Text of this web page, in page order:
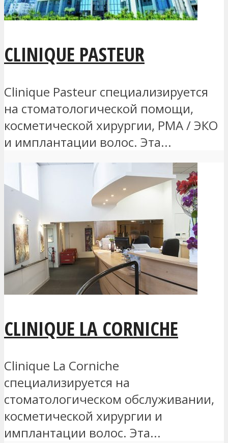
CLINIQUE PASTEUR
Clinique Pasteur специализируется
на стоматологической помощи,
косметической хирургии, РМА / ЭКО
и имплантации волос. Эта...
CLINIQUE LA CORNICHE
Clinique La Corniche
специализируется на
стоматологическом обслуживании,
косметической хирургии и
имплантации волос. Эта...